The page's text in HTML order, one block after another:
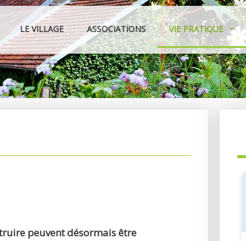
LE VILLAGE ASSOCIATIONS VIE PRATIQUE
peuvent désormais être